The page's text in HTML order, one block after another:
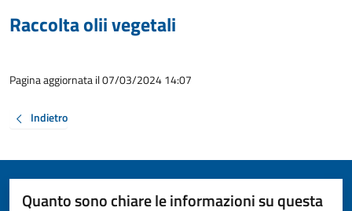
Raccolta olii vegetali
Pagina aggiornata il 07/03/2024 14:07
Indietro
Quanto sono chiare le informazioni su questa